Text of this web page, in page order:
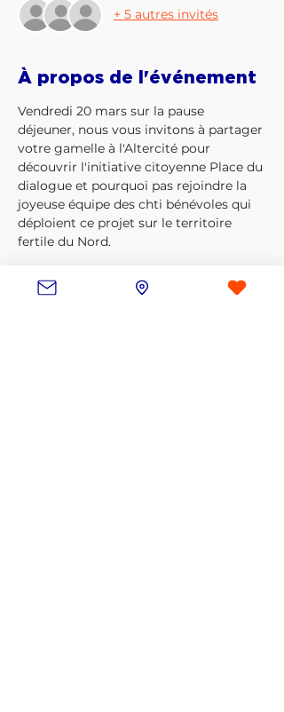
+ 5 autres invités
À propos de l'événement
Vendredi 20 mars sur la pause
déjeuner, nous vous invitons à partager
votre gamelle à l'Altercité pour
découvrir l'initiative citoyenne Place du
dialogue et pourquoi pas rejoindre la
joyeuse équipe des chti bénévoles qui
déploient ce projet sur le territoire
fertile du Nord.
Viens avec ton tupp', il y a des micro-
ondes et de la vaisselle sur place !